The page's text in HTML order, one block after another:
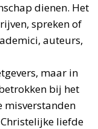
dienen. Het
spreken of
auteurs,
maar in
bij het
misverstanden
liefde